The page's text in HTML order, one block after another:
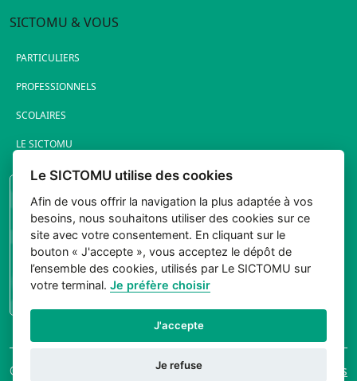
SICTOMU & VOUS
PARTICULIERS
PROFESSIONNELS
SCOLAIRES
LE SICTOMU
PORTAIL ÉLUS
CONNEXION
© 2026 Sictomu. Tout
Mentions légales
Le SICTOMU utilise des cookies
Afin de vous offrir la navigation la plus adaptée à vos
besoins, nous souhaitons utiliser des cookies sur ce
site avec votre consentement. En cliquant sur le
bouton « J'accepte », vous acceptez le dépôt de
l’ensemble des cookies, utilisés par Le SICTOMU sur
votre terminal.Je préfère choisir
J'accepte
Je refuse